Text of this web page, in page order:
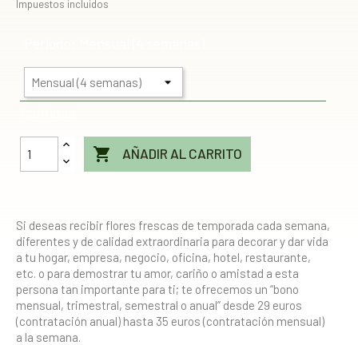
Impuestos incluidos
 AÑADIR AL CARRITO
Si deseas recibir flores frescas de temporada cada semana,
diferentes y de calidad extraordinaria para decorar y dar vida
a tu hogar, empresa, negocio, oficina, hotel, restaurante,
etc. o para demostrar tu amor, cariño o amistad a esta
persona tan importante para ti; te ofrecemos un “bono
mensual, trimestral, semestral o anual” desde 29 euros
(contratación anual) hasta 35 euros (contratación mensual)
a la semana.